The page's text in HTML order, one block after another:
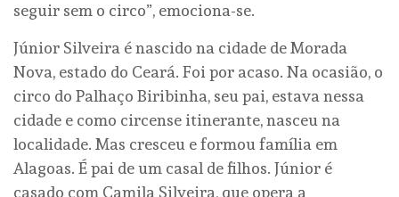
seguir sem o circo”, emociona-se.
Júnior Silveira é nascido na cidade de Morada
Nova, estado do Ceará. Foi por acaso. Na ocasião, o
circo do Palhaço Biribinha, seu pai, estava nessa
cidade e como circense itinerante, nasceu na
localidade. Mas cresceu e formou família em
Alagoas. É pai de um casal de filhos. Júnior é
casado com Camila Silveira, que opera a